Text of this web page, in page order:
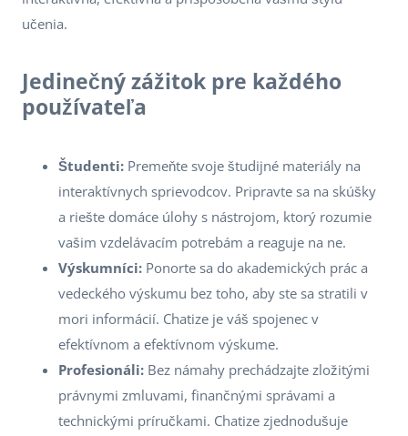
učenia.
Jedinečný zážitok pre každého
používateľa
Študenti: Premeňte svoje študijné materiály na
interaktívnych sprievodcov. Pripravte sa na skúšky
a riešte domáce úlohy s nástrojom, ktorý rozumie
vašim vzdelávacím potrebám a reaguje na ne.
Výskumníci: Ponorte sa do akademických prác a
vedeckého výskumu bez toho, aby ste sa stratili v
mori informácií. Chatize je váš spojenec v
efektívnom a efektívnom výskume.
Profesionáli: Bez námahy prechádzajte zložitými
právnymi zmluvami, finančnými správami a
technickými príručkami. Chatize zjednodušuje